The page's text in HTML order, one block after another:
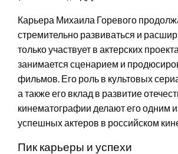
Карьера Михаила Горевого
стремительно развиваться и
только участвует в актерских
занимается сценарием и
фильмов. Его роль в культовых
а также его вклад в развитие
кинематографии делают его одним
успешных актеров в российском
Пик карьеры и успехи